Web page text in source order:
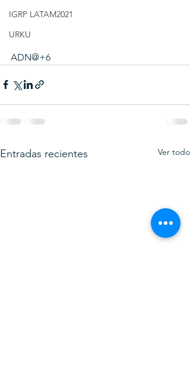
IGRP LATAM2021
URKU
ADN@+6
Entradas recientes Ver todo